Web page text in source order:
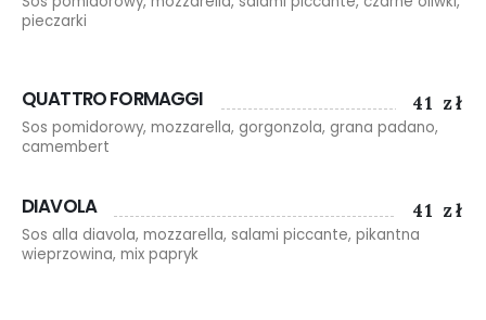
pieczarki
QUATTRO FORMAGGI 41 zł
Sos pomidorowy, mozzarella, gorgonzola, grana padano,
camembert
DIAVOLA 41 zł
Sos alla diavola, mozzarella, salami piccante, pikantna
wieprzowina, mix papryk